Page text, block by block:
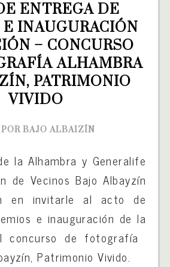
ENTREGA DE
E INAUGURACIÓN
– CONCURSO
ALHAMBRA
PATRIMONIO
VIVIDO
POR BAJO ALBAIZÍN
la Alhambra y Generalife
de Vecinos Bajo Albayzín
​en invitarle al acto de
e inauguración de la
​concurso de fotografía​
Patrimonio Vivido.